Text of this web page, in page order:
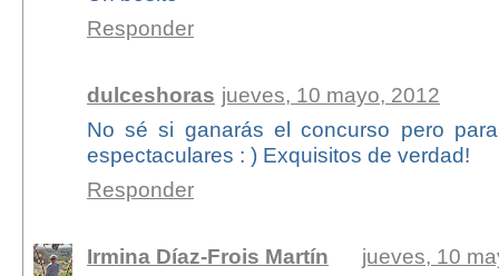
Responder
dulceshoras jueves, 10 mayo, 2012
No sé si ganarás el concurso pero
espectaculares : ) Exquisitos de verdad!
Responder
Irmina Díaz-Frois Martín
jueves, 10